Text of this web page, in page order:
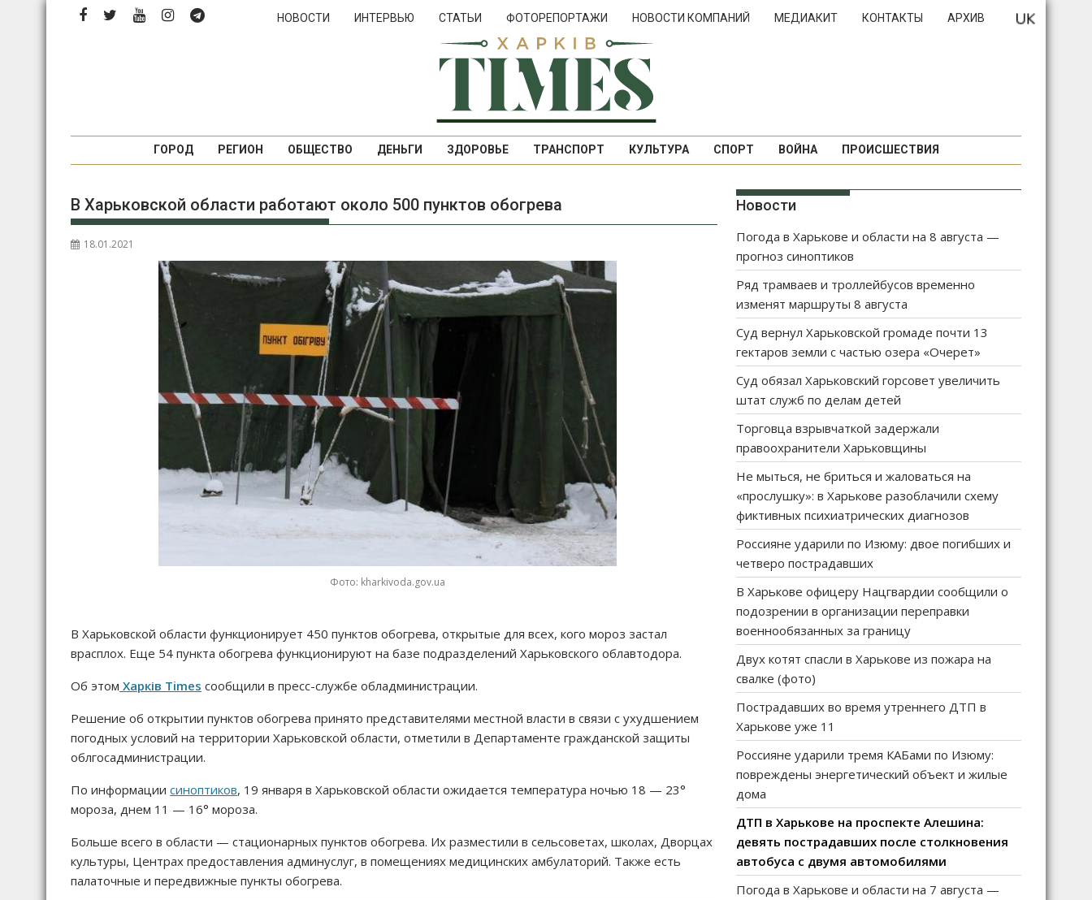
Перейти
НОВОСТИ ИНТЕРВЬЮ СТАТЬИ ФОТОРЕПОРТАЖИ НОВОСТИ КОМПАНИЙ МЕДИАКИТ КОНТАКТЫ АРХИВ
ГОРОД РЕГИОН ОБЩЕСТВО ДЕНЬГИ ЗДОРОВЬЕ ТРАНСПОРТ КУЛЬТУРА СПОРТ ВОЙНА ПРОИСШЕСТВИЯ
В Харьковской области работают около 500 пунктов обогрева
18.01.2021
Фото: kharkivoda.gov.ua
В Харьковской области функционирует 450 пунктов обогрева, открытые для всех, кого мороз застал
врасплох. Еще 54 пункта обогрева функционируют на базе подразделений Харьковского облавтодора.
Об этом Харків Times сообщили в пресс-службе обладминистрации.
Решение об открытии пунктов обогрева принято представителями местной власти в связи с ухудшением
погодных условий на территории Харьковской области, отметили в Департаменте гражданской защиты
облгосадминистрации.
По информации синоптиков, 19 января в Харьковской области ожидается температура ночью 18 — 23°
мороза, днем 11 — 16° мороза.
Больше всего в области — стационарных пунктов обогрева. Их разместили в сельсоветах, школах, Дворцах
культуры, Центрах предоставления админуслуг, в помещениях медицинских амбулаторий. Также есть
палаточные и передвижные пункты обогрева.
Новости
Погода в Харькове и области на 8 августа —
прогноз синоптиков
Ряд трамваев и троллейбусов временно
изменят маршруты 8 августа
Суд вернул Харьковской громаде почти 13
гектаров земли с частью озера «Очерет»
Суд обязал Харьковский горсовет увеличить
штат служб по делам детей
Торговца взрывчаткой задержали
правоохранители Харьковщины
Не мыться, не бриться и жаловаться на
«прослушку»: в Харькове разоблачили схему
фиктивных психиатрических диагнозов
Россияне ударили по Изюму: двое погибших и
четверо пострадавших
В Харькове офицеру Нацгвардии сообщили о
подозрении в организации переправки
военнообязанных за границу
Двух котят спасли в Харькове из пожара на
свалке (фото)
Пострадавших во время утреннего ДТП в
Харькове уже 11
Россияне ударили тремя КАБами по Изюму:
повреждены энергетический объект и жилые
дома
ДТП в Харькове на проспекте Алешина:
девять пострадавших после столкновения
автобуса с двумя автомобилями
Погода в Харькове и области на 7 августа —